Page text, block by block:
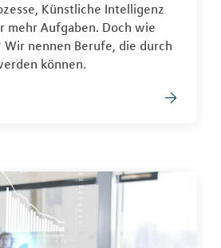
Künstliche Intelligenz
mehr Aufgaben. Doch wie
Wir nennen Berufe, die durch
können.